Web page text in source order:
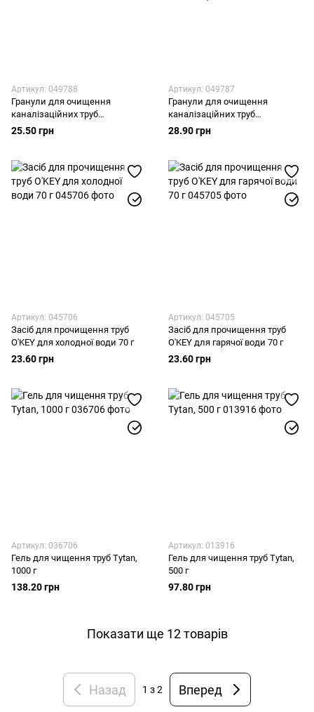
Артикул: 049788
Гранули для очищення
каналізаційних труб
TURBOчист 50 г
25.50 грн
Артикул: 049787
Гранули для очищення
каналізаційних труб
TURBOчист 50 г з алюмінієвим
активатором
28.90 грн
Артикул: 045706
Засіб для прочищення труб
O'KEY для холодної води 70 г
23.60 грн
Артикул: 045705
Засіб для прочищення труб
O'KEY для гарячої води 70 г
23.60 грн
Артикул: 036706
Гель для чищення труб Tytan,
1000 г
138.20 грн
Артикул: 013916
Гель для чищення труб Tytan,
500 г
97.80 грн
Показати ще 12 товарів
Назад 1 з 2 Вперед